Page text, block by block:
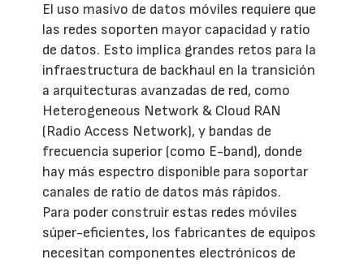
El uso masivo de datos móviles requiere que
las redes soporten mayor capacidad y ratio
de datos. Esto implica grandes retos para la
infraestructura de backhaul en la transición
a arquitecturas avanzadas de red, como
Heterogeneous Network & Cloud RAN
(Radio Access Network), y bandas de
frecuencia superior (como E-band), donde
hay más espectro disponible para soportar
canales de ratio de datos más rápidos.
Para poder construir estas redes móviles
súper-eficientes, los fabricantes de equipos
necesitan componentes electrónicos de